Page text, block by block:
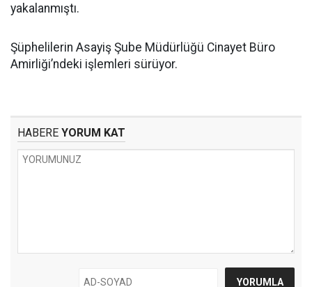
yakalanmıştı.
Şüphelilerin Asayiş Şube Müdürlüğü Cinayet Büro
Amirliği’ndeki işlemleri sürüyor.
HABERE YORUM KAT